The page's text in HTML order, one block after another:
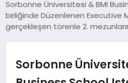
SPOR
EKONOMİ
Sorbonne Üniversitesi & BMI
birliğinde Düzenlenen Executive
gerçekleşen törenle 2.
Sorbonne